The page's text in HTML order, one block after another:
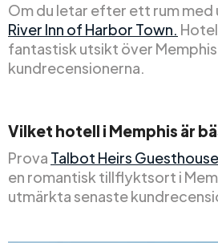
Om du letar efter ett rum med
River Inn of Harbor Town.
fantastisk utsikt över
kundrecensionerna.
Vilket hotell i Memphis är
Prova Talbot Heirs Guesthouse
en romantisk tillflyktsort i
utmärkta senaste